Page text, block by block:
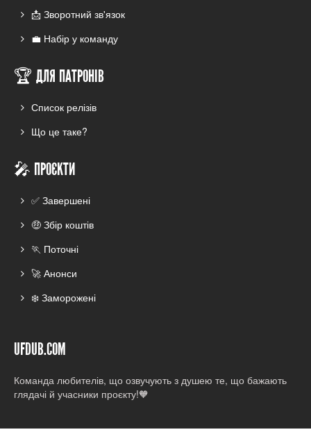
📩 Зворотний зв'язок
💼 Набір у команду
🏆 ДЛЯ ПАТРОНІВ
Список релізів
Що це таке?
🎤 ПРОЄКТИ
✅ Завершені
🤑 Збір коштів
🏃 Поточні
🚀 Анонси
❄️ Заморожені
UFDUB.COM
Команда любителів, що озвучують з душею те, що бажають
глядачі й учасники проєкту!🧡